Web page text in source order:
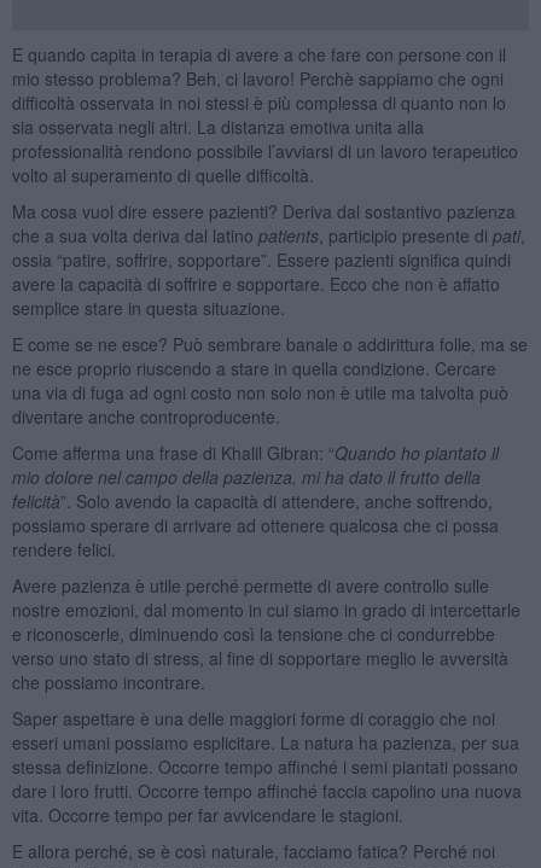
E quando capita in terapia di avere a che fare con persone con il
mio stesso problema? Beh, ci lavoro! Perchè sappiamo che ogni
difficoltà osservata in noi stessi è più complessa di quanto non lo
sia osservata negli altri. La distanza emotiva unita alla
professionalità rendono possibile l’avviarsi di un lavoro terapeutico
volto al superamento di quelle difficoltà.
Ma cosa vuol dire essere pazienti? Deriva dal sostantivo pazienza
che a sua volta deriva dal latino patients, participio presente di pati,
ossia “patire, soffrire, sopportare”. Essere pazienti significa quindi
avere la capacità di soffrire e sopportare. Ecco che non è affatto
semplice stare in questa situazione.
E come se ne esce? Può sembrare banale o addirittura folle, ma se
ne esce proprio riuscendo a stare in quella condizione. Cercare
una via di fuga ad ogni costo non solo non è utile ma talvolta può
diventare anche controproducente.
Come afferma una frase di Khalil Gibran: “Quando ho piantato il
mio dolore nel campo della pazienza, mi ha dato il frutto della
felicità”. Solo avendo la capacità di attendere, anche soffrendo,
possiamo sperare di arrivare ad ottenere qualcosa che ci possa
rendere felici.
Avere pazienza è utile perché permette di avere controllo sulle
nostre emozioni, dal momento in cui siamo in grado di intercettarle
e riconoscerle, diminuendo così la tensione che ci condurrebbe
verso uno stato di stress, al fine di sopportare meglio le avversità
che possiamo incontrare.
Saper aspettare è una delle maggiori forme di coraggio che noi
esseri umani possiamo esplicitare. La natura ha pazienza, per sua
stessa definizione. Occorre tempo affinché i semi piantati possano
dare i loro frutti. Occorre tempo affinché faccia capolino una nuova
vita. Occorre tempo per far avvicendare le stagioni.
E allora perché, se è così naturale, facciamo fatica? Perché noi